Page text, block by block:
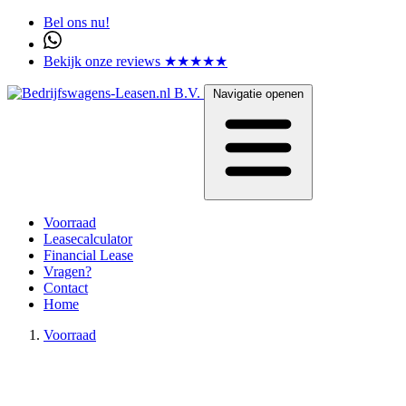
Bel ons nu!
Bekijk onze reviews ★★★★★
Navigatie openen
Voorraad
Leasecalculator
Financial Lease
Vragen?
Contact
Home
Voorraad